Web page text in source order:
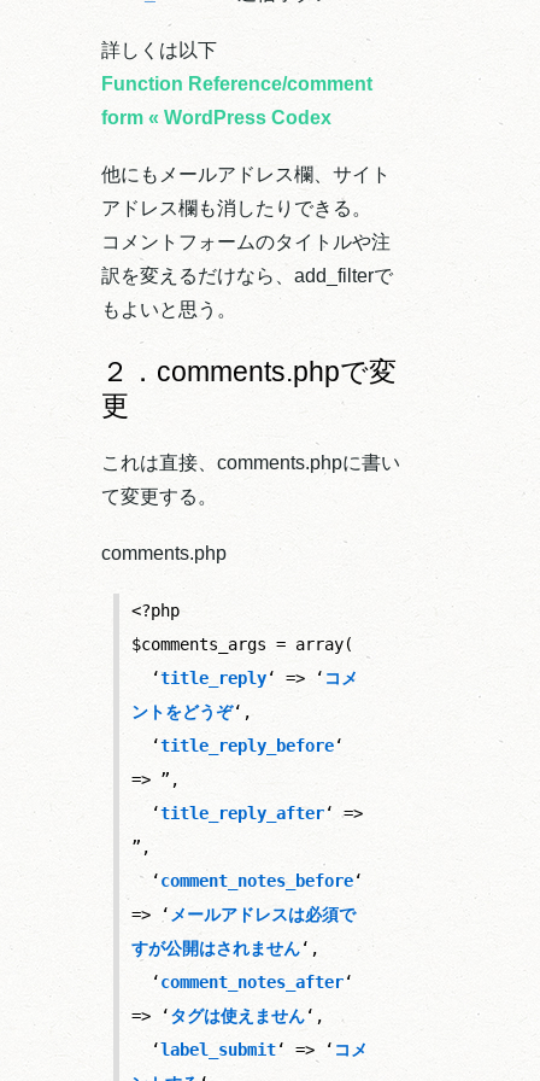
詳しくは以下
Function Reference/comment
form « WordPress Codex
他にもメールアドレス欄、サイト
アドレス欄も消したりできる。
コメントフォームのタイトルや注
訳を変えるだけなら、add_filterで
もよいと思う。
２．comments.phpで変
更
これは直接、comments.phpに書い
て変更する。
comments.php
<?php
$comments_args = array(
  ‘
title_reply‘ => ‘ コメ
ントをどうぞ‘,
  ‘
title_reply_before‘
=> ”,
  ‘
title_reply_after‘ =>
”,
  ‘
comment_notes_before‘
=> ‘ メールアドレスは必須で
すが公開はされません‘,
  ‘
comment_notes_after‘
=> ‘タグは使えません‘,
  ‘
label_submit‘ => ‘ コメ